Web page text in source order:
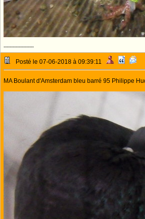
--------------------
Posté le 07-06-2018 à 09:39:11
MA Boulant d'Amsterdam bleu barré 95 Philippe